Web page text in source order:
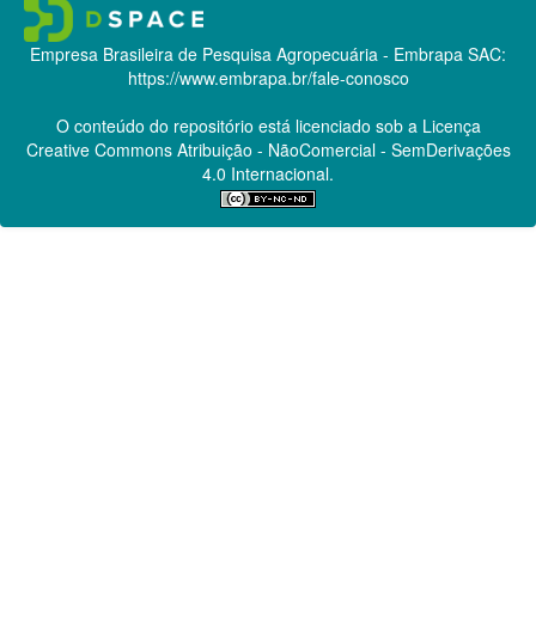
Empresa Brasileira de Pesquisa Agropecuária - Embrapa SAC:
https://www.embrapa.br/fale-conosco
O conteúdo do repositório está licenciado sob a Licença
Creative CommonsAtribuição - NãoComercial - SemDerivações
4.0 Internacional.